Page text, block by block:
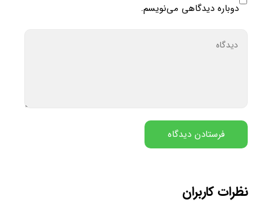
دوباره دیدگاهی می‌نویسم.
نظرات کاربران